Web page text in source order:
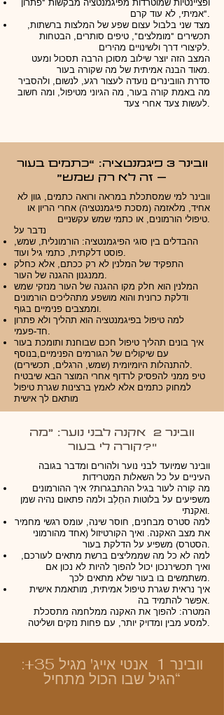
ופציינטיות שמוטרדות מפיגמנטציה מבקשות "פתרון
אמיתי, לא עוד קרם".
מצד שני בלבול עצום שפע של המלצות ברשתות,
תכשירים "מומלצים", טיפים סותרים, הבטחות
המצב הזה יוצר שילוב מסוכן הרבה תסכול ומעט
סדרת הוובינרים נועדה לעצור רגע, לנשום, ולהסביר
מה באמת קורה בעור, מה הגיוני מטיפול, ומה חשוב
וובינר 3 פיגמנטציה: “כתמים בעור
– זה לא רק שמש”
וובינר למי שמסתכלת במראה ורואה כתמים, גוון לא
אחיד, מלאזמה (מסכת פיגמנטציה) אחרי הריון או
נדבר על
ההבדלים בין סוגי הפיגמנטציה: הורמונלית, שמש,
התפקיד של המלנין לא רק ככתם, אלא כחלק
המלנין הוא חלק מקו ההגנה של העור מנזקי שמש
ודלקת כרונית והוא מושפע מתהליכים הורמונים
למה טיפול בפיגמנטציה הוא תהליך ולא פתרון
איך בונים תהליך טיפול חכם שבוחנת ותומכת בעור
עם שיקולים של הגורמים הפנימיים,בנוסף
טיפ ממני להפסיק לרדוף אחרי המוצר הבא שיבטיח
למחוק כתמים אלא לאמץ ברצינות שגרת טיפול
מותאם לך אישית
וובינר 2 אקנה לבני נוער: "מה
קורה לי בעור?"
וובינר שמיועד לבני נוער ולהורים ומדבר בגובה
העיניים על כל השאלות המטרידות
מה קורה לעור בגיל ההתבגרות? איך ההורמונים
משפיעים על בלוטות החֵלֶב ולמה פתאום נהיה שמן
למה סטרס מבחנים, חוסר שינה, עומס רגשי מחמיר
את מצב האקנה. ואיך הקורטיזול (אחד מהורמוני
למה לא כל מה שממליצים ברשת מתאים לעורכם,
ואיך תכשירנכון יכול להפוך להיות לא נכון אם
איך נראית שגרת טיפול אמיתית, מותאמת אישית
המטרה: להפוך את האקנה ממלחמה מתסכלת
וובינר 1 אנטי אייג' מגיל 35+:
“הגיל שבו הכול מתחיל